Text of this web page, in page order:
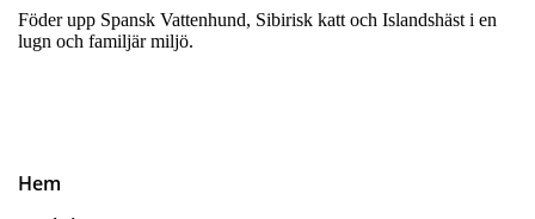
Föder upp Spansk Vattenhund, Sibirisk katt och Islandshäst i en
lugn och familjär miljö.
Hem